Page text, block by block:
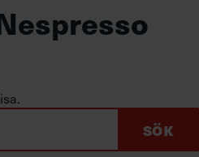
ledare